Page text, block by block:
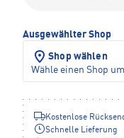
Ausgewählter Shop
Shop wählen
Wähle einen Shop
Kostenlose
Schnelle Lieferung